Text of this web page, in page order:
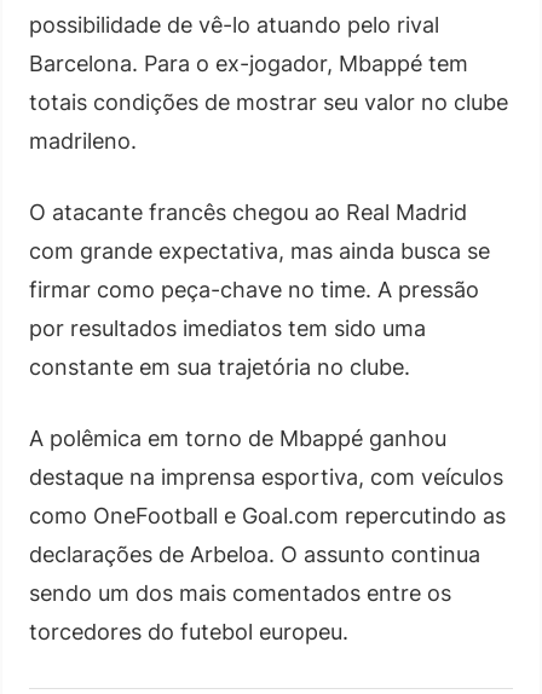
possibilidade de vê-lo atuando pelo rival
Barcelona. Para o ex-jogador, Mbappé tem
totais condições de mostrar seu valor no clube
madrileno.
O atacante francês chegou ao Real Madrid
com grande expectativa, mas ainda busca se
firmar como peça-chave no time. A pressão
por resultados imediatos tem sido uma
constante em sua trajetória no clube.
A polêmica em torno de Mbappé ganhou
destaque na imprensa esportiva, com veículos
como OneFootball e Goal.com repercutindo as
declarações de Arbeloa. O assunto continua
sendo um dos mais comentados entre os
torcedores do futebol europeu.